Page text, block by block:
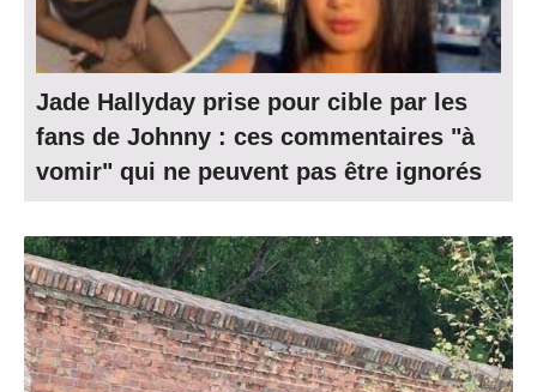
Jade Hallyday prise pour cible par les
fans de Johnny : ces commentaires "à
vomir" qui ne peuvent pas être ignorés